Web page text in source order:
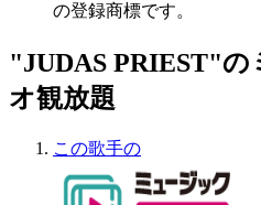
の登録商標です。
"JUDAS PRIEST"
オ観放題
この歌手の